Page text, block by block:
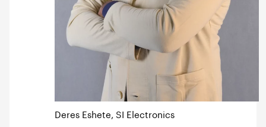
Deres Eshete, SI Electronics